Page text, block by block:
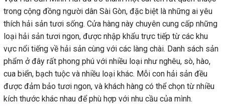
trong cộng đồng người dân Sài Gòn, đặc biệt là những ai yêu
thích hải sản tươi sống. Cửa hàng này chuyên cung cấp những
loại hải sản tươi ngon, được nhập khẩu trực tiếp từ các khu
vực nổi tiếng về hải sản cùng với các làng chài. Danh sách sản
phẩm ở đây rất phong phú với nhiều loại như nghêu, sò, hào,
cua biển, bạch tuộc và nhiều loại khác. Mỗi con hải sản đều
được đảm bảo tươi ngon, và khách hàng có thể chọn từ nhiều
kích thước khác nhau để phù hợp với nhu cầu của mình.